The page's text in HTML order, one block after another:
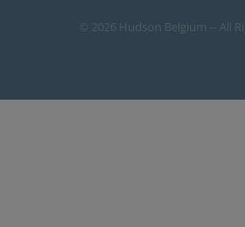
© 2026 Hudson Belgium -- All